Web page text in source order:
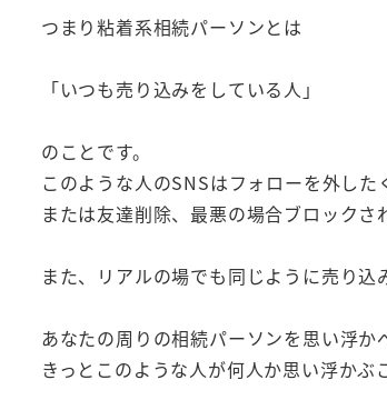
つまり粘着系相続パーソンとは
「いつも売り込みをしている人」
のことです。
このような人のSNSはフォローを外した
または友達削除、最悪の場合ブロックさ
また、リアルの場でも同じように売り込
あなたの周りの相続パーソンを思い浮か
きっとこのような人が何人か思い浮かぶ